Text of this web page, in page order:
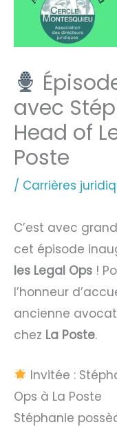
avec
Head of
Poste
/ Carrières
C’est avec
cet épisode
les Legal Ops !
l’honneur
ancienne
chez La Poste.
Invitée :
Ops à La Poste
Stéphanie